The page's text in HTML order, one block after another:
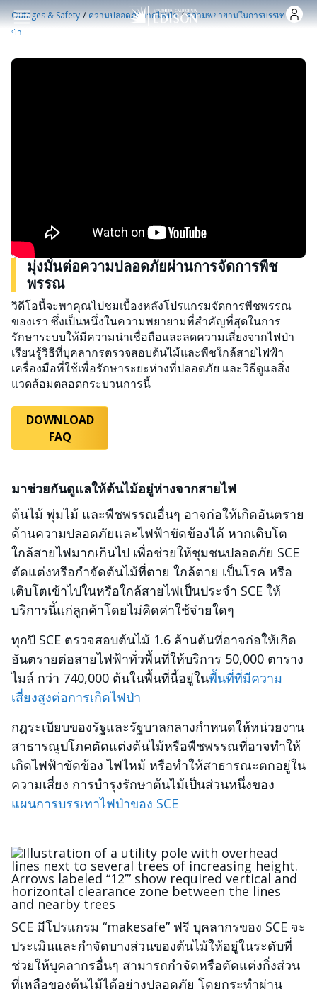
Skip to main content
Outages & Safety /ความปลอดภัยจากไฟป่า /ความพยายามในการบรรเทาไฟ
ป่า
มุ่งมั่นต่อความปลอดภัยผ่านการจัดการพืช
พรรณ
วิดีโอนี้จะพาคุณไปชมเบื้องหลังโปรแกรมจัดการพืชพรรณ
ของเรา ซึ่งเป็นหนึ่งในความพยายามที่สำคัญที่สุดในการ
รักษาระบบให้มีความน่าเชื่อถือและลดความเสี่ยงจากไฟป่า
เรียนรู้วิธีที่บุคลากรตรวจสอบต้นไม้และพืชใกล้สายไฟฟ้า
เครื่องมือที่ใช้เพื่อรักษาระยะห่างที่ปลอดภัย และวิธีดูแลสิ่ง
แวดล้อมตลอดกระบวนการนี้
DOWNLOAD
FAQ
มาช่วยกันดูแลให้ต้นไม้อยู่ห่างจากสายไฟ
ต้นไม้ พุ่มไม้ และพืชพรรณอื่นๆ อาจก่อให้เกิดอันตราย
ด้านความปลอดภัยและไฟฟ้าขัดข้องได้ หากเติบโต
ใกล้สายไฟมากเกินไป เพื่อช่วยให้ชุมชนปลอดภัย SCE
ตัดแต่งหรือกำจัดต้นไม้ที่ตาย ใกล้ตาย เป็นโรค หรือ
เติบโตเข้าไปในหรือใกล้สายไฟเป็นประจำ SCE ให้
บริการนี้แก่ลูกค้าโดยไม่คิดค่าใช้จ่ายใดๆ
ทุกปี SCE ตรวจสอบต้นไม้ 1.6 ล้านต้นที่อาจก่อให้เกิด
อันตรายต่อสายไฟฟ้าทั่วพื้นที่ให้บริการ 50,000 ตาราง
ไมล์ กว่า 740,000 ต้นในพื้นที่นี้อยู่ในพื้นที่ที่มีความ
เสี่ยงสูงต่อการเกิดไฟป่า
กฎระเบียบของรัฐและรัฐบาลกลางกำหนดให้หน่วยงาน
สาธารณูปโภคตัดแต่งต้นไม้หรือพืชพรรณที่อาจทำให้
เกิดไฟฟ้าขัดข้อง ไฟไหม้ หรือทำให้สาธารณะตกอยู่ใน
ความเสี่ยง การบำรุงรักษาต้นไม้เป็นส่วนหนึ่งของ
แผนการบรรเทาไฟป่าของ SCE
Image
SCE มีโปรแกรม “makesafe” ฟรี บุคลากรของ SCE จะ
ประเมินและกำจัดบางส่วนของต้นไม้ให้อยู่ในระดับที่
ช่วยให้บุคลากรอื่นๆ สามารถกำจัดหรือตัดแต่งกิ่งส่วน
ที่เหลือของต้นไม้ได้อย่างปลอดภัย โดยกระทำผ่าน